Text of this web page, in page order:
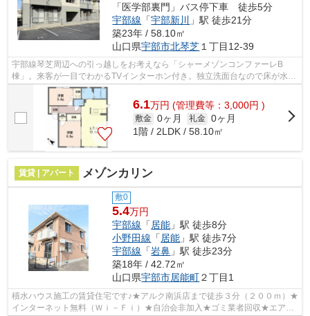
「医学部裏門」バス停下車 徒歩5分
宇部線 「宇部新川 」駅 徒歩21分
築23年 / 58.10㎡
山口県宇部市北琴芝 １丁目12-39
宇部線琴芝周辺への引っ越しをお考えなら「シャーメゾンコンファーレB
棟」。来客が一目でわかるTVインターホン付き。独立洗面台なので床が水で
濡れたり鏡が曇ったりしにくく、清潔な状...
6.1万円 (管理費等：3,000円 )
敷金 0ヶ月 礼金 0ヶ月
1階 / 2LDK / 58.10㎡
賃貸 | アパート メゾンカリン
敷0
5.4万円
宇部線 「居能 」駅 徒歩8分
小野田線 「居能 」駅 徒歩7分
宇部線 「岩鼻 」駅 徒歩23分
築18年 / 42.72㎡
山口県宇部市居能町２丁目1
積水ハウス施工の賃貸住宅です♪★アルク南浜店まで徒歩３分（２００ｍ）★
インターネット無料（Ｗｉ－Ｆｉ）★自治会非加入★ゴミ業者回収★エアコ